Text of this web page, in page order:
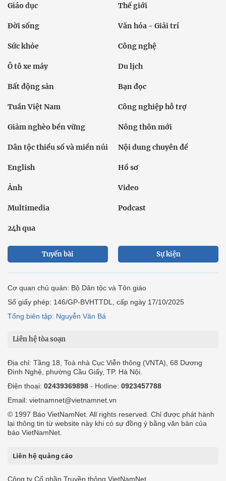
Giáo dục Thế giới
Đời sống Văn hóa - Giải trí
Sức khỏe Công nghệ
Ô tô xe máy Du lịch
Bất động sản Bạn đọc
Tuần Việt Nam Công nghiệp hỗ trợ
Giảm nghèo bền vững Nông thôn mới
Dân tộc thiểu số và miền núi Nội dung chuyên đề
English Hồ sơ
Ảnh Video
Multimedia Podcast
24h qua
Tuyến bài Sự kiện
Cơ quan chủ quản: Bộ Dân tộc và Tôn giáo
Số giấy phép: 146/GP-BVHTTDL, cấp ngày 17/10/2025
Tổng biên tập: Nguyễn Văn Bá
Liên hệ tòa soạn
Địa chỉ: Tầng 18, Toà nhà Cục Viễn thông (VNTA), 68 Dương
Đình Nghệ, phường Cầu Giấy, TP. Hà Nội.
Điện thoại: 02439369898 - Hotline: 0923457788
Email: vietnamnet@vietnamnet.vn
© 1997 Báo VietNamNet. All rights reserved. Chỉ được phát hành
lại thông tin từ website này khi có sự đồng ý bằng văn bản của
báo VietNamNet.
Liên hệ quảng cáo
Công ty Cổ phần Truyền thông VietNamNet